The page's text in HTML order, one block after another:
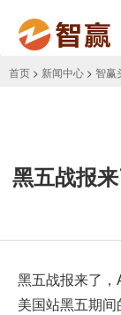
首页 > 新闻中心 > 智赢
黑五战报
黑五战报来了
美国站黑五期